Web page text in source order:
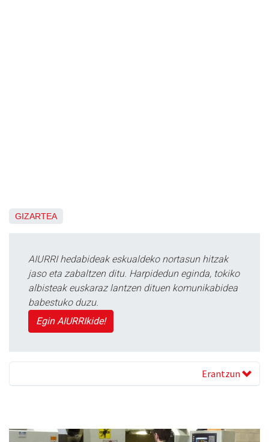
GIZARTEA
AIURRI hedabideak eskualdeko nortasun hitzak
jaso eta zabaltzen ditu. Harpidedun eginda, tokiko
albisteak euskaraz lantzen dituen komunikabidea
babestuko duzu.
Egin AIURRIkide!
Erantzun